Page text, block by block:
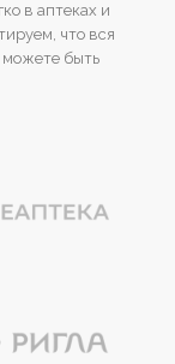
в аптеках и
что вся
можете быть